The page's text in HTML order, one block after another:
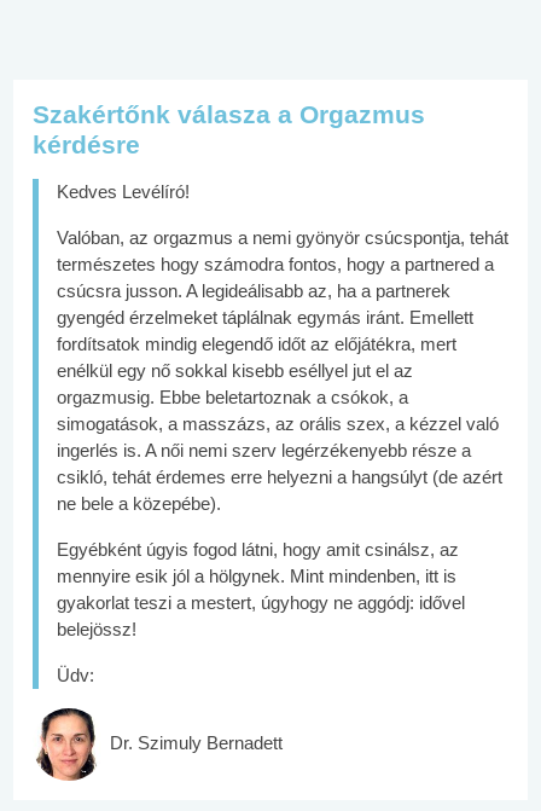
Szakértőnk válasza a Orgazmus
kérdésre
Kedves Levélíró!
Valóban, az orgazmus a nemi gyönyör csúcspontja, tehát
természetes hogy számodra fontos, hogy a partnered a
csúcsra jusson. A legideálisabb az, ha a partnerek
gyengéd érzelmeket táplálnak egymás iránt. Emellett
fordítsatok mindig elegendő időt az előjátékra, mert
enélkül egy nő sokkal kisebb eséllyel jut el az
orgazmusig. Ebbe beletartoznak a csókok, a
simogatások, a masszázs, az orális szex, a kézzel való
ingerlés is. A női nemi szerv legérzékenyebb része a
csikló, tehát érdemes erre helyezni a hangsúlyt (de azért
ne bele a közepébe).
Egyébként úgyis fogod látni, hogy amit csinálsz, az
mennyire esik jól a hölgynek. Mint mindenben, itt is
gyakorlat teszi a mestert, úgyhogy ne aggódj: idővel
belejössz!
Üdv:
Dr. Szimuly Bernadett